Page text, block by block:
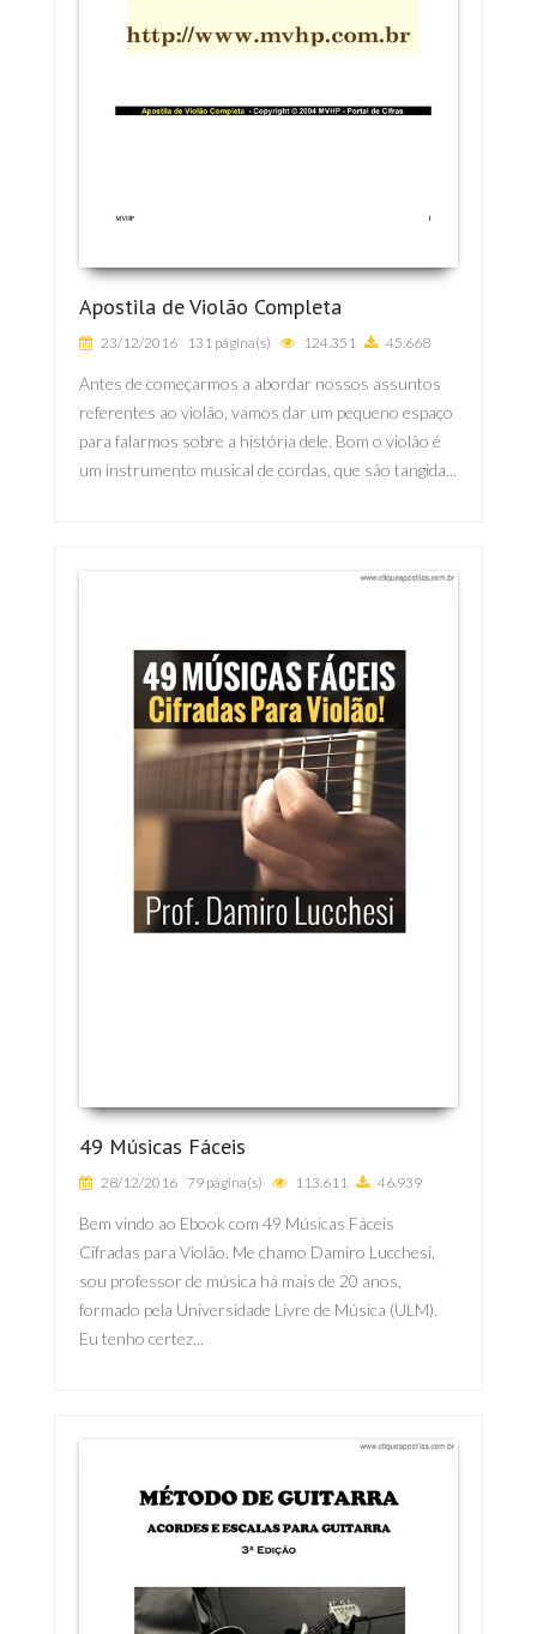
Apostila de Violão Completa
23/12/2016 131 página(s) 124.351 45.668
Antes de começarmos a abordar nossos assuntos
referentes ao violão, vamos dar um pequeno espaço
para falarmos sobre a história dele. Bom o violão é
um instrumento musical de cordas, que são tangida...
49 Músicas Fáceis
28/12/2016 79 página(s) 113.611 46.939
Bem vindo ao Ebook com 49 Músicas Fáceis
Cifradas para Violão. Me chamo Damiro Lucchesi,
sou professor de música há mais de 20 anos,
formado pela Universidade Livre de Música (ULM).
Eu tenho certez...